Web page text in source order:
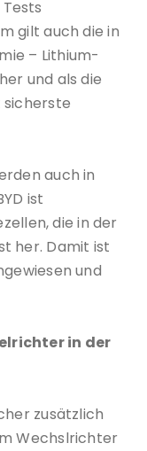
gilt auch die in
– Lithium-
und als die
sicherste
auch in
ist
die in der
her. Damit ist
und
in der
zusätzlich
Wechslrichter